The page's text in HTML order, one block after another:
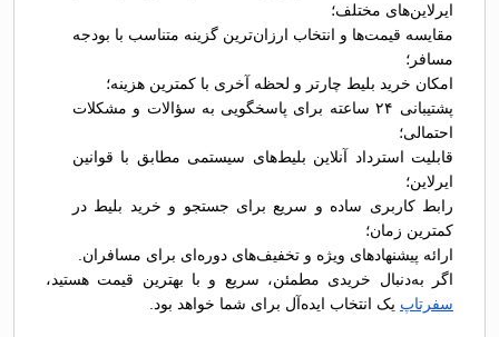
ایرلاین‌های مختلف؛
مقایسه قیمت‌ها و انتخاب ارزان‌ترین گزینه متناسب با بودجه
مسافر؛
امکان خرید بلیط چارتر و لحظه آخری با کمترین هزینه؛
پشتیبانی ۲۴ ساعته برای پاسخگویی به سؤالات و مشکلات
احتمالی؛
قابلیت استرداد آنلاین بلیط‌های سیستمی مطابق با قوانین
ایرلاین؛
رابط کاربری ساده و سریع برای جستجو و خرید بلیط در
کمترین زمان؛
ارائه پیشنهادهای ویژه و تخفیف‌های دوره‌ای برای مسافران.
اگر به‌دنبال خریدی مطمئن، سریع و با بهترین قیمت هستید،
سفرتاپ یک انتخاب ایده‌آل برای شما خواهد بود.